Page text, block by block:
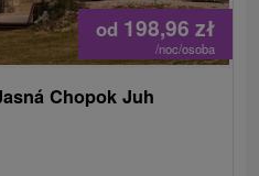
od 198,96 zł
/noc/osoba
Chopok Juh